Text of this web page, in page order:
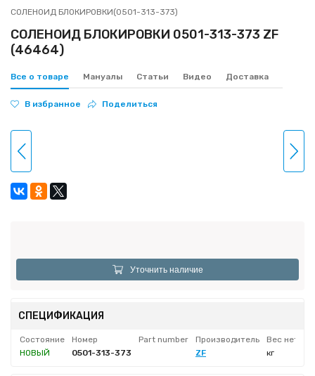
СОЛЕНОИД БЛОКИРОВКИ(0501-313-373)
СОЛЕНОИД БЛОКИРОВКИ 0501-313-373 ZF
(46464)
Все о товаре Мануалы Статьи Видео Доставка
В избранное Поделиться
Уточнить наличие
СПЕЦИФИКАЦИЯ
Состояние Номер Part number Производитель
Вес нетто
НОВЫЙ
0501-313-373 ZF кг